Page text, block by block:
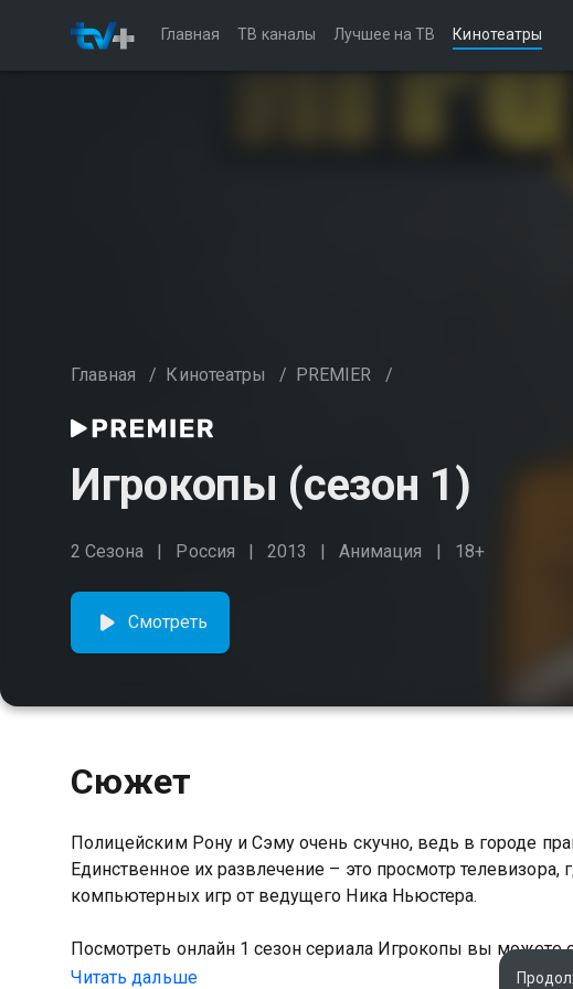
Главная ТВ каналы Лучшее на ТВ Кинотеатры
Главная / Кинотеатры / PREMIER /
Игрокопы (сезон 1)
2 Сезона Россия 2013 Анимация 18+
Смотреть
Сюжет
Полицейским Рону и Сэму очень скучно, ведь в городе
Единственное их развлечение – это просмотр
компьютерных игр от ведущего Ника Ньюстера.
Посмотреть онлайн 1 сезон сериала Игрокопы вы
качестве на Казахтелеком
Читать дальше